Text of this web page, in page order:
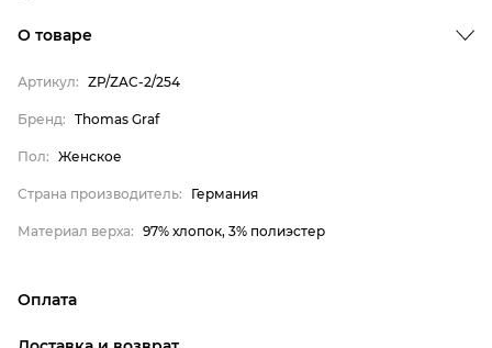
Страна производитель
Материал верха
О товаре
Артикул: ZP/ZAC-2/254
Бренд: Thomas Graf
Пол: Женское
Страна производитель: Германия
Материал верха: 97% хлопок, 3% полиэстер
Оплата